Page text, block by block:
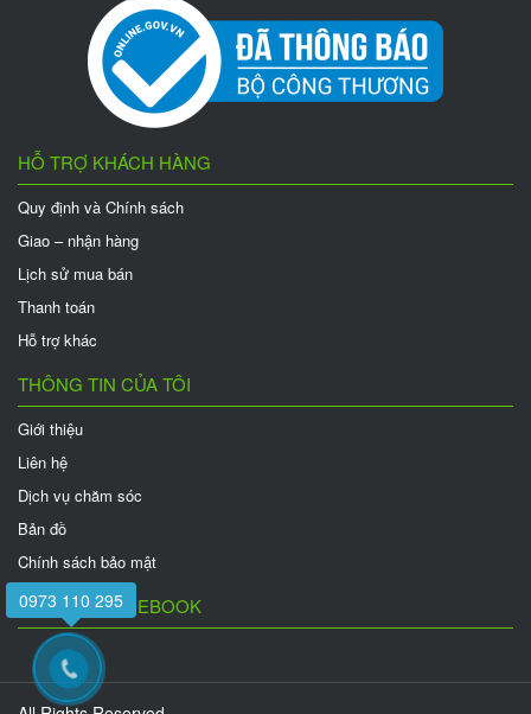
HỖ TRỢ KHÁCH HÀNG
Quy định và Chính sách
Giao – nhận hàng
Lịch sử mua bán
Thanh toán
Hỗ trợ khác
THÔNG TIN CỦA TÔI
Giới thiệu
Liên hệ
Dịch vụ chăm sóc
Bản đồ
Chính sách bảo mật
FANPAGE FACEBOOK
0973 110 295